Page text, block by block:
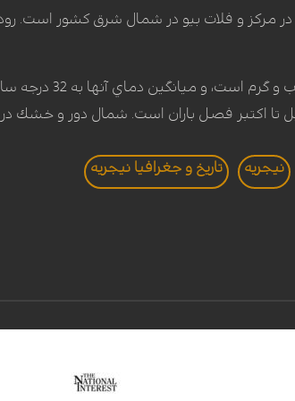
مركز و فلات بيو در شمال شرق كشور است.
مناطق ساحلي
تا اكتبر فصل باران است. شمال دور و خشك در
نيجريه تاريخ و جغرافيا نيجريه